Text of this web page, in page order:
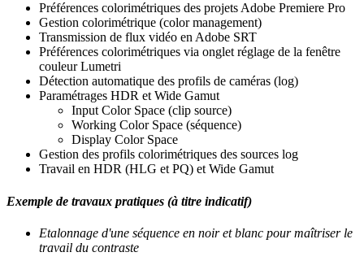
Préférences colorimétriques des projets Adobe Premiere Pro
Gestion colorimétrique (color management)
Transmission de flux vidéo en Adobe SRT
Préférences colorimétriques via onglet réglage de la fenêtre
couleur Lumetri
Détection automatique des profils de caméras (log)
Paramétrages HDR et Wide Gamut
Input Color Space (clip source)
Working Color Space (séquence)
Display Color Space
Gestion des profils colorimétriques des sources log
Travail en HDR (HLG et PQ) et Wide Gamut
Exemple de travaux pratiques (à titre indicatif)
Etalonnage d'une séquence en noir et blanc pour maîtriser le
travail du contraste